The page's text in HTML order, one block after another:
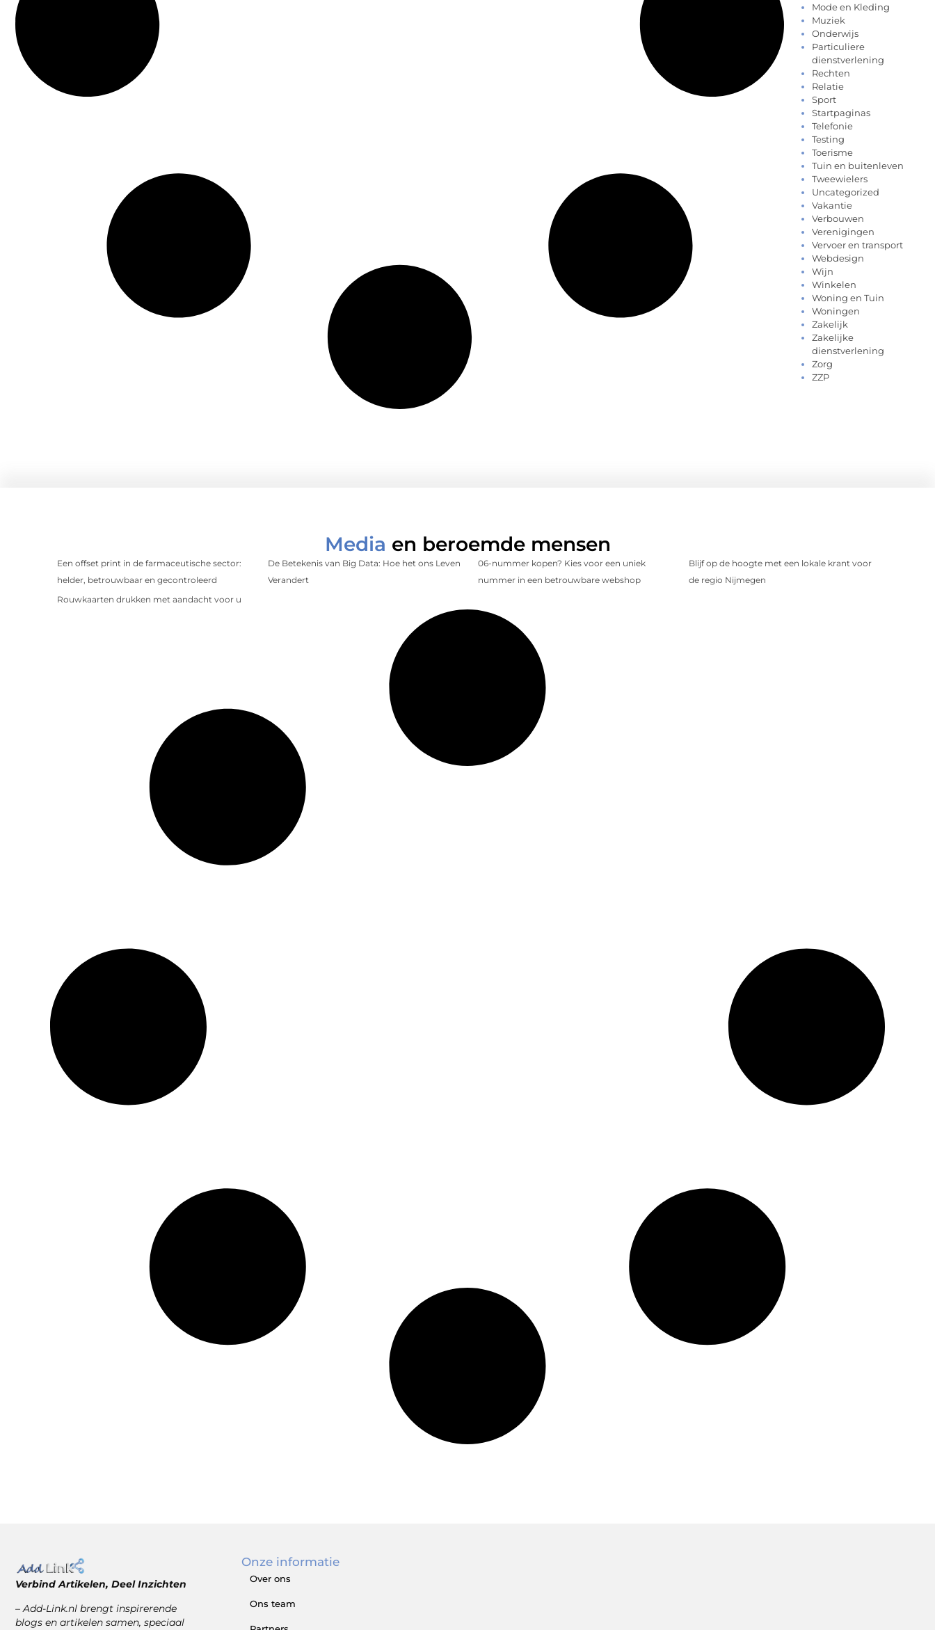
Mode en Kleding
Muziek
Onderwijs
Particuliere
dienstverlening
Rechten
Relatie
Sport
Startpaginas
Telefonie
Testing
Toerisme
Tuin en buitenleven
Tweewielers
Uncategorized
Vakantie
Verbouwen
Verenigingen
Vervoer en transport
Webdesign
Wijn
Winkelen
Woning en Tuin
Woningen
Zakelijk
Zakelijke
dienstverlening
Zorg
ZZP
Media en beroemde mensen
Een offset print in de farmaceutische sector:
helder, betrouwbaar en gecontroleerd
De Betekenis van Big Data: Hoe het ons Leven
Verandert
06-nummer kopen? Kies voor een uniek
nummer in een betrouwbare webshop
Blijf op de hoogte met een lokale krant voor
de regio Nijmegen
Rouwkaarten drukken met aandacht voor u
Verbind Artikelen, Deel Inzichten
– Add-Link.nl brengt inspirerende
blogs en artikelen samen, speciaal
Onze informatie
Over ons
Ons team